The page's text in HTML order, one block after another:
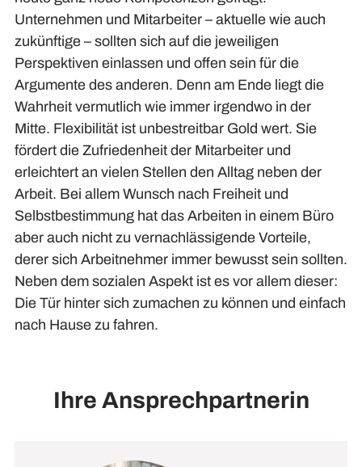
Unternehmen und Mitarbeiter – aktuelle wie auch
zukünftige – sollten sich auf die jeweiligen
Perspektiven einlassen und offen sein für die
Argumente des anderen. Denn am Ende liegt die
Wahrheit vermutlich wie immer irgendwo in der
Mitte. Flexibilität ist unbestreitbar Gold wert. Sie
fördert die Zufriedenheit der Mitarbeiter und
erleichtert an vielen Stellen den Alltag neben der
Arbeit. Bei allem Wunsch nach Freiheit und
Selbstbestimmung hat das Arbeiten in einem Büro
aber auch nicht zu vernachlässigende Vorteile,
derer sich Arbeitnehmer immer bewusst sein sollten.
Neben dem sozialen Aspekt ist es vor allem dieser:
Die Tür hinter sich zumachen zu können und einfach
nach Hause zu fahren.
Ihre Ansprechpartnerin